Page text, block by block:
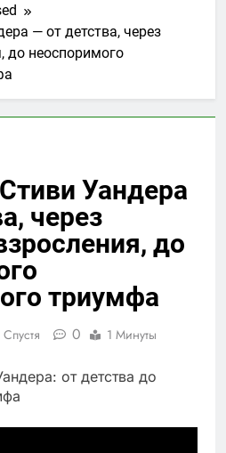
— от детства, через
до неоспоримого
Уандера
через
до
триумфа
0 1 Минуты